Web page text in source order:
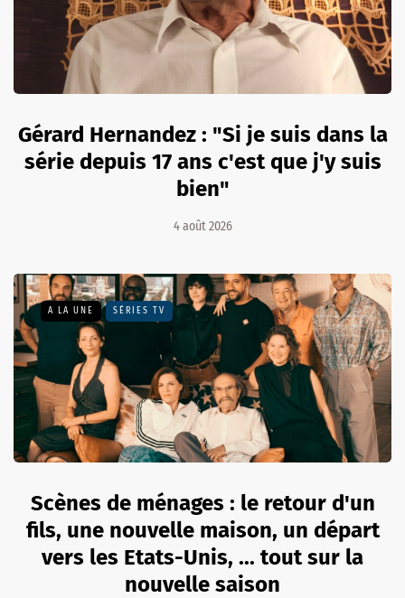
Gérard Hernandez : "Si je suis dans la
série depuis 17 ans c'est que j'y suis
bien"
4 août 2026
A LA UNE SÉRIES TV
Scènes de ménages : le retour d'un
fils, une nouvelle maison, un départ
vers les Etats-Unis, ... tout sur la
nouvelle saison